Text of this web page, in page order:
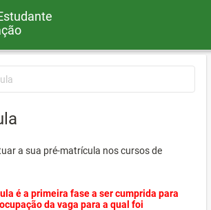
a sua pré-matrícula nos cursos de
é a primeira fase a ser cumprida para
da vaga para a qual foi